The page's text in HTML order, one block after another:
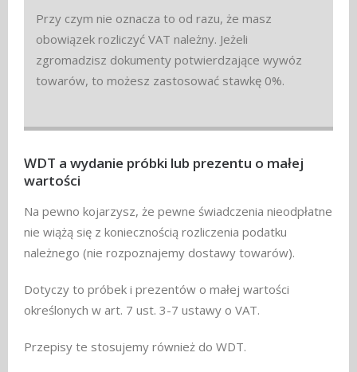
Przy czym nie oznacza to od razu, że masz
obowiązek rozliczyć VAT należny. Jeżeli
zgromadzisz dokumenty potwierdzające wywóz
towarów, to możesz zastosować stawkę 0%.
WDT a wydanie próbki lub prezentu o małej
wartości
Na pewno kojarzysz, że pewne świadczenia nieodpłatne
nie wiążą się z koniecznością rozliczenia podatku
należnego (nie rozpoznajemy dostawy towarów).
Dotyczy to próbek i prezentów o małej wartości
określonych w art. 7 ust. 3-7 ustawy o VAT.
Przepisy te stosujemy również do WDT.